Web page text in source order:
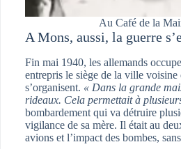
Au Café de la
A Mons, aussi, la guerre
Fin mai 1940, les allemands
entrepris le siège de la ville
s’organisent. « Dans la grande
rideaux. Cela permettait à
bombardement qui va détruire
vigilance de sa mère. Il était au
avions et l’impact des bombes,